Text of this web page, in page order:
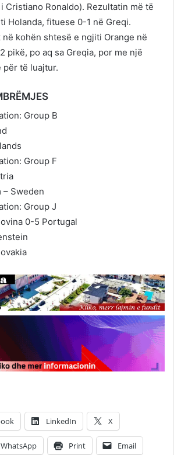
Cristiano Ronaldo). Rezultatin më të
Holanda, fituese 0-1 në Greqi.
në kohën shtesë e ngjiti Orange në
pikë, po aq sa Greqia, por me një
për të luajtur.
Group B
Group F
– Sweden
Group J
0-5 Portugal
LinkedIn X
WhatsApp Print Email